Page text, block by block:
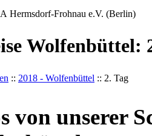
Hermsdorf-Frohnau e.V. (Berlin)
Wolfenbüttel:
:: 2018 - Wolfenbüttel :: 2. Tag
von unserer